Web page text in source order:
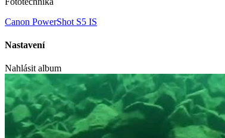
Canon PowerShot S5 IS
Nastavení
Nahlásit album